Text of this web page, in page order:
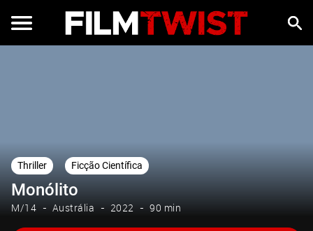
Thriller Ficção Científica
Monólito
M/14 Austrália 2022 90 min